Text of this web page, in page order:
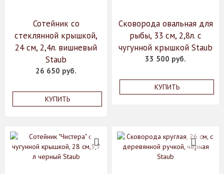
Сотейник со
стеклянной крышкой,
24 см, 2,4л. вишневый
Staub
26 650 руб.
КУПИТЬ
Сковорода овальная для
рыбы, 33 см, 2,8л. с
чугунной крышкой Staub
33 500 руб.
КУПИТЬ